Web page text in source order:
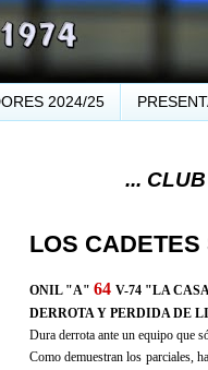
2024/25
... CLUB
LOS CADETES
ONIL "A" 64 V-74 "LA
DERROTA Y PERDIDA DE
Dura derrota ante un equipo que
Como demuestran los parciales,